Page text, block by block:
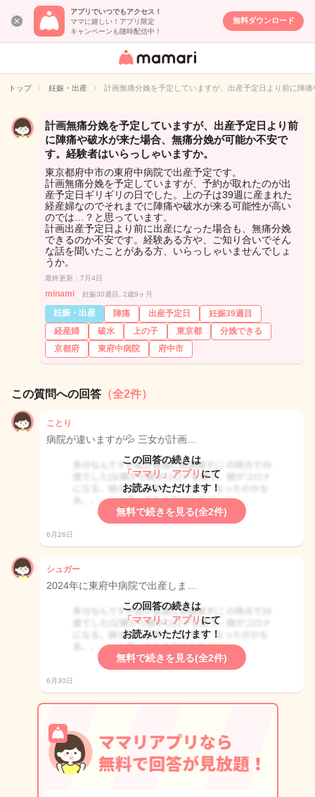
アプリでいつでもアクセス！
ママに嬉しい！アプリ限定
キャンペーンも随時配信中！
無料ダウンロード
女性専用匿名QA
イト
トップ 妊娠・出産 計画無痛分娩を予定していますが、出産予定日より前に陣
計画無痛分娩を予定していますが、出産予定日より前
に陣痛や破水が来た場合、無痛分娩が可能か不安で
す。経験者はいらっしゃいますか。
東京都府中市の東府中病院で出産予定です。
計画無痛分娩を予定していますが、予約が取れたのが出
産予定日ギリギリの日でした。上の子は39週に産まれた
経産婦なのでそれまでに陣痛や破水が来る可能性が高い
のでは…？と思っています。
計画出産予定日より前に出産になった場合も、無痛分娩
できるのか不安です。経験ある方や、ご知り合いでそん
な話を聞いたことがある方、いらっしゃいませんでしょ
うか。
最終更新：7月4日
minami 妊娠30週目, 2歳9ヶ月
妊娠・出産 陣痛 出産予定日
妊娠39週目
経産婦
破水 上の子 東京都
分娩できる
京都府
東府中病院 府中市
この質問への回答 （全2件）
ことり
病院が違いますが💦 三女が計画…
この回答の続きは
「ママリ」アプリ にて
お読みいただけます！
無料で続きを見る(全2件)
6月26日
シュガー
2024年に東府中病院で出産しま…
この回答の続きは
「ママリ」アプリ にて
お読みいただけます！
無料で続きを見る(全2件)
6月30日